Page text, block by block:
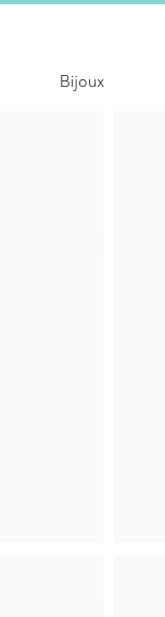
Bijoux